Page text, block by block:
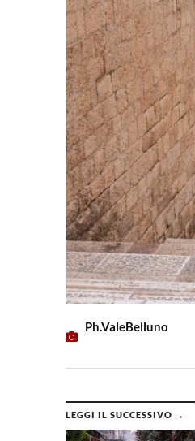
Ph.ValeBelluno
LEGGI IL SUCCESSIVO →